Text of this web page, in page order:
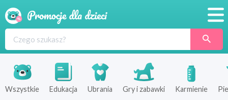
Produkty
Sklepy
Wszystkie Edukacja Ubrania Gry i zabawki Karmienie